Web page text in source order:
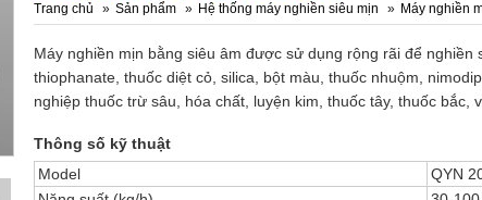
Trang chủ Sản phẩm Hệ thống máy nghiền siêu mịn Máy nghiền
Máy nghiền mịn bằng siêu âm được sử dụng rộng rãi để nghiền
thiophanate, thuốc diệt cỏ, silica, bột màu, thuốc nhuộm,
nghiệp thuốc trừ sâu, hóa chất, luyện kim, thuốc tây, thuốc bắc,
Thông số kỹ thuật
Model
QYN